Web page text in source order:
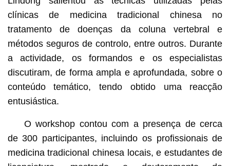
clínicas de medicina tradicional chinesa no
tratamento de doenças da coluna vertebral e
métodos seguros de controlo, entre outros. Durante
a actividade, os formandos e os especialistas
discutiram, de forma ampla e aprofundada, sobre o
conteúdo temático, tendo obtido uma reacção
entusiástica.
O workshop contou com a presença de cerca
de 300 participantes, incluindo os profissionais de
medicina tradicional chinesa locais, e estudantes de